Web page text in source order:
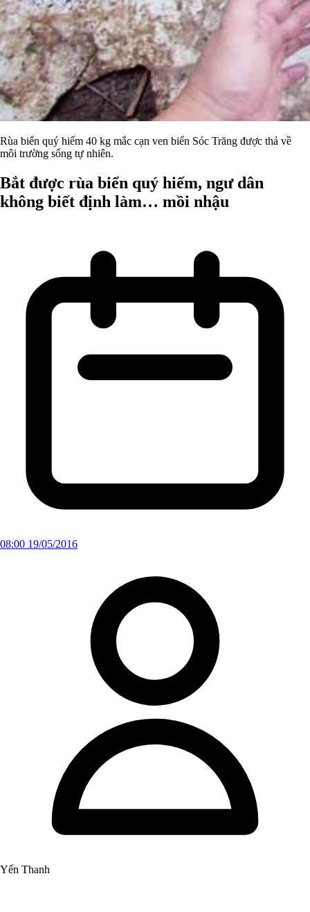
Rùa biển quý hiếm 40 kg mắc cạn ven biển Sóc Trăng được thả về
môi trường sống tự nhiên.
Bắt được rùa biển quý hiếm, ngư dân
không biết định làm… mồi nhậu
08:00 19/05/2016
Yến Thanh